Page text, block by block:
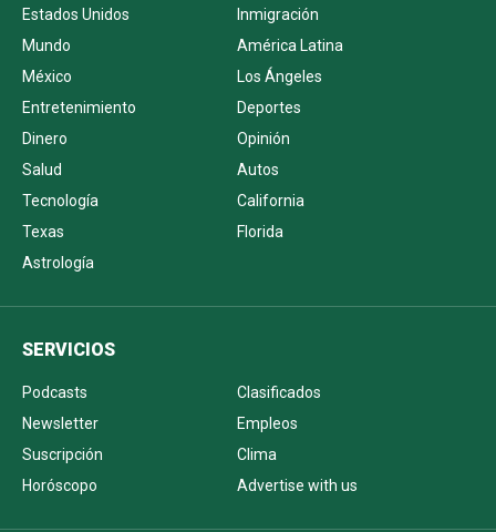
Estados Unidos
Inmigración
Mundo
América Latina
México
Los Ángeles
Entretenimiento
Deportes
Dinero
Opinión
Salud
Autos
Tecnología
California
Texas
Florida
Astrología
SERVICIOS
Podcasts
Clasificados
Newsletter
Empleos
Suscripción
Clima
Horóscopo
Advertise with us